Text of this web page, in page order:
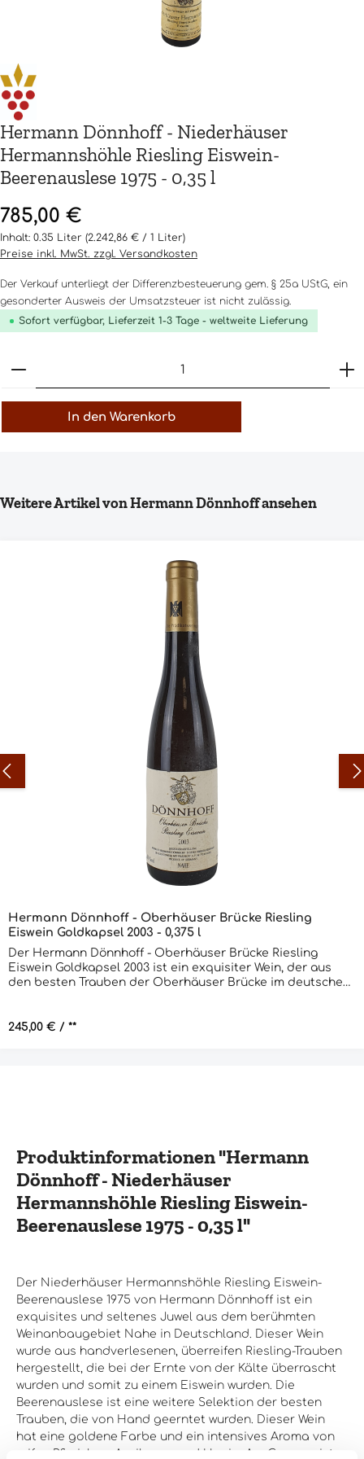
Hermann Dönnhoff - Niederhäuser
Hermannshöhle Riesling Eiswein-
Beerenauslese 1975 - 0,35 l
Regulärer Preis:
785,00 €
Inhalt: 0.35 Liter (2.242,86 € / 1 Liter)
Preise inkl. MwSt. zzgl. Versandkosten
Der Verkauf unterliegt der Differenzbesteuerung gem. § 25a UStG, ein
gesonderter Ausweis der Umsatzsteuer ist nicht zulässig.
Sofort verfügbar, Lieferzeit 1-3 Tage - weltweite Lieferung
Produkt Anzahl: Gib den gewünschten Wert
In den Warenkorb
Produktgalerie überspringen
Weitere Artikel von Hermann Dönnhoff ansehen
Hermann Dönnhoff - Oberhäuser Brücke Riesling
Eiswein Goldkapsel 2003 - 0,375 l
Der Hermann Dönnhoff - Oberhäuser Brücke Riesling
Eiswein Goldkapsel 2003 ist ein exquisiter Wein, der aus
den besten Trauben der Oberhäuser Brücke im deutschen
Genuss für jeden Weinliebhaber. Der Wein hat eine goldene
Oberhäuser Brücke Riesling Eiswein Goldkapsel 2003 ist ein
Wein, der für besondere Anlässe geeignet ist und ein
unvergessliches Geschmackserlebnis bietet.
Regulärer Preis:
245,00 € / **
Produktinformationen "Hermann
Dönnhoff - Niederhäuser
Hermannshöhle Riesling Eiswein-
Beerenauslese 1975 - 0,35 l"
Der Niederhäuser Hermannshöhle Riesling Eiswein-
Beerenauslese 1975 von Hermann Dönnhoff ist ein
exquisites und seltenes Juwel aus dem berühmten
Weinanbaugebiet Nahe in Deutschland. Dieser Wein
wurde aus handverlesenen, überreifen Riesling-Trauben
hergestellt, die bei der Ernte von der Kälte überrascht
wurden und somit zu einem Eiswein wurden. Die
Beerenauslese ist eine weitere Selektion der besten
Trauben, die von Hand geerntet wurden. Dieser Wein
hat eine goldene Farbe und ein intensives Aroma von
reifen Pfirsichen, Aprikosen und Honig. Am Gaumen ist